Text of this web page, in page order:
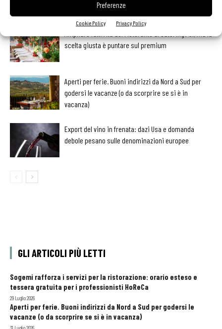
Preferenze
Cookie Policy Privacy Policy
scelta giusta è puntare sul premium
Aperti per ferie. Buoni indirizzi da Nord a Sud per
godersi le vacanze (o da scorprire se si è in
vacanza)
Export del vino in frenata: dazi Usa e domanda
debole pesano sulle denominazioni europee
GLI ARTICOLI PIÙ LETTI
Sogemi rafforza i servizi per la ristorazione: orario esteso e
tessera gratuita per i professionisti HoReCa
29 Luglio 2026
Aperti per ferie. Buoni indirizzi da Nord a Sud per godersi le
vacanze (o da scorprire se si è in vacanza)